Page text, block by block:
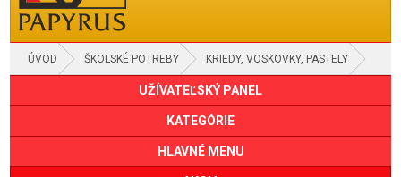
ÚVOD ŠKOLSKÉ POTREBY KRIEDY, VOSKOVKY, PASTELY
UŽÍVATEĽSKÝ PANEL
KATEGÓRIE
HLAVNÉ MENU